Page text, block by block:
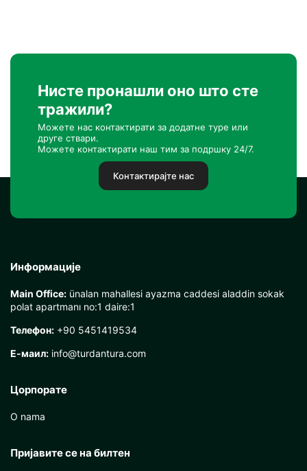
Нисте пронашли оно што сте
тражили?
Можете нас контактирати за додатне туре или
друге ствари.
Можете контактирати наш тим за подршку 24/7.
Контактирајте нас
Информације
Main Office: ünalan mahallesi ayazma caddesi aladdin sokak
polat apartmanı no:1 daire:1
Телефон: +90 5451419534
Е-маил: info@turdantura.com
Цорпорате
O nama
Пријавите се на билтен